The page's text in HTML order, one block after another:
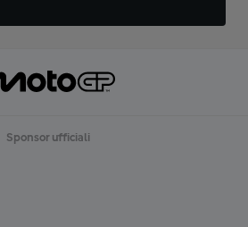
Sponsor ufficiali